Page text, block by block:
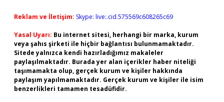
Reklam ve İletişim: Skype: live:.cid.575569c608265c69
Yasal Uyarı: Bu internet sitesi, herhangi bir marka, kurum
veya şahıs şirketi ile hiçbir bağlantısı bulunmamaktadır.
Sitede yalnızca kendi hazırladığımız makaleler
paylaşılmaktadır. Burada yer alan içerikler haber niteliği
taşımamakta olup, gerçek kurum ve kişiler hakkında
paylaşım yapılmamaktadır. Gerçek kurum ve kişiler ile isim
benzerlikleri tamamen tesadüfidir.